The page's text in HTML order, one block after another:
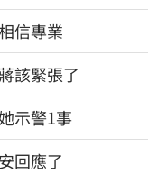
信專業
該緊張了
示警1事
回應了